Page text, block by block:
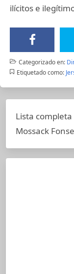
ilícitos e
Categorizado en:
Etiquetado como:
Lista
Mossack